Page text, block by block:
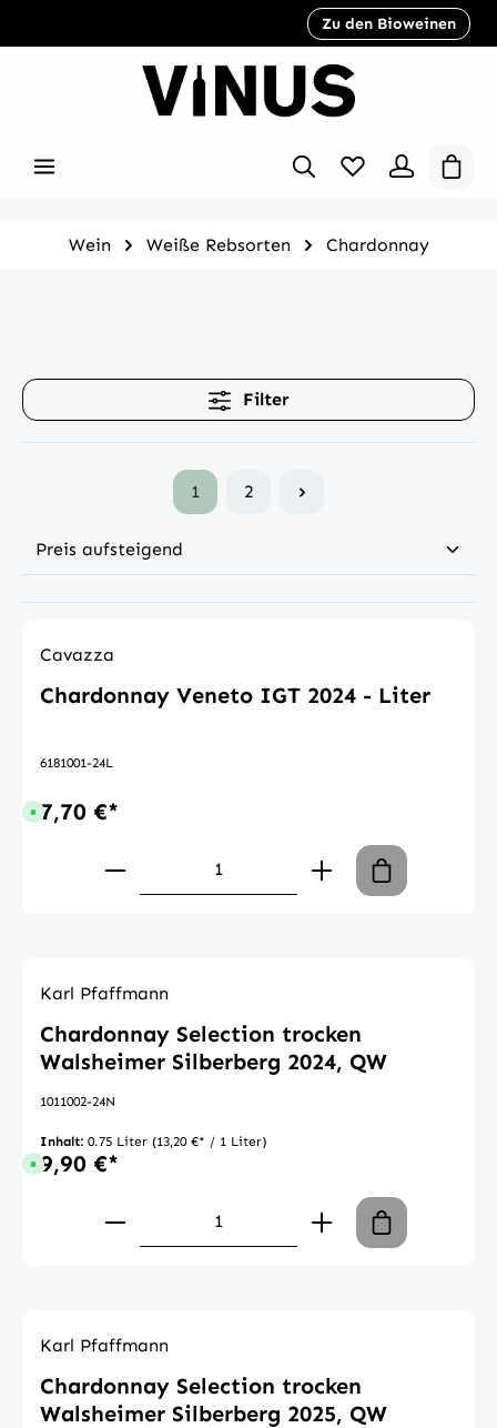
Zu den Bioweinen
Wein Weiße Rebsorten Chardonnay
Filter
1 2
Cavazza
Chardonnay Veneto IGT 2024 - Liter
6181001-24L
Sofort verfügbar, Lieferzeit: 1-3 Tage
7,70 €*
Produkt Anzahl: Gib den
Karl Pfaffmann
Chardonnay Selection trocken
Walsheimer Silberberg 2024, QW
1011002-24N
Inhalt: 0.75 Liter (13,20 €* / 1 Liter)
Sofort verfügbar, Lieferzeit: 1-3 Tage
9,90 €*
Produkt Anzahl: Gib den
Karl Pfaffmann
Chardonnay Selection trocken
Walsheimer Silberberg 2025, QW